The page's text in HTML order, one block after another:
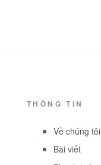
THÔNG TIN
Về chúng tôi
Bài viết